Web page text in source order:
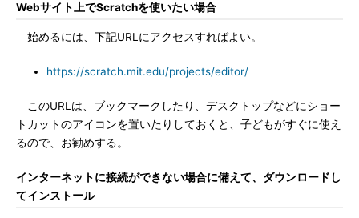
Webサイト上でScratchを使いたい場合
始めるには、下記URLにアクセスすればよい。
https://scratch.mit.edu/projects/editor/
このURLは、ブックマークしたり、デスクトップなどにショー
トカットのアイコンを置いたりしておくと、子どもがすぐに使え
るので、お勧めする。
インターネットに接続ができない場合に備えて、ダウンロードし
てインストール